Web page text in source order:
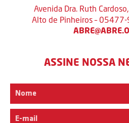
Avenida Dra. Ruth
Alto de Pinheiros – 05477-
ASSINE NOSSA